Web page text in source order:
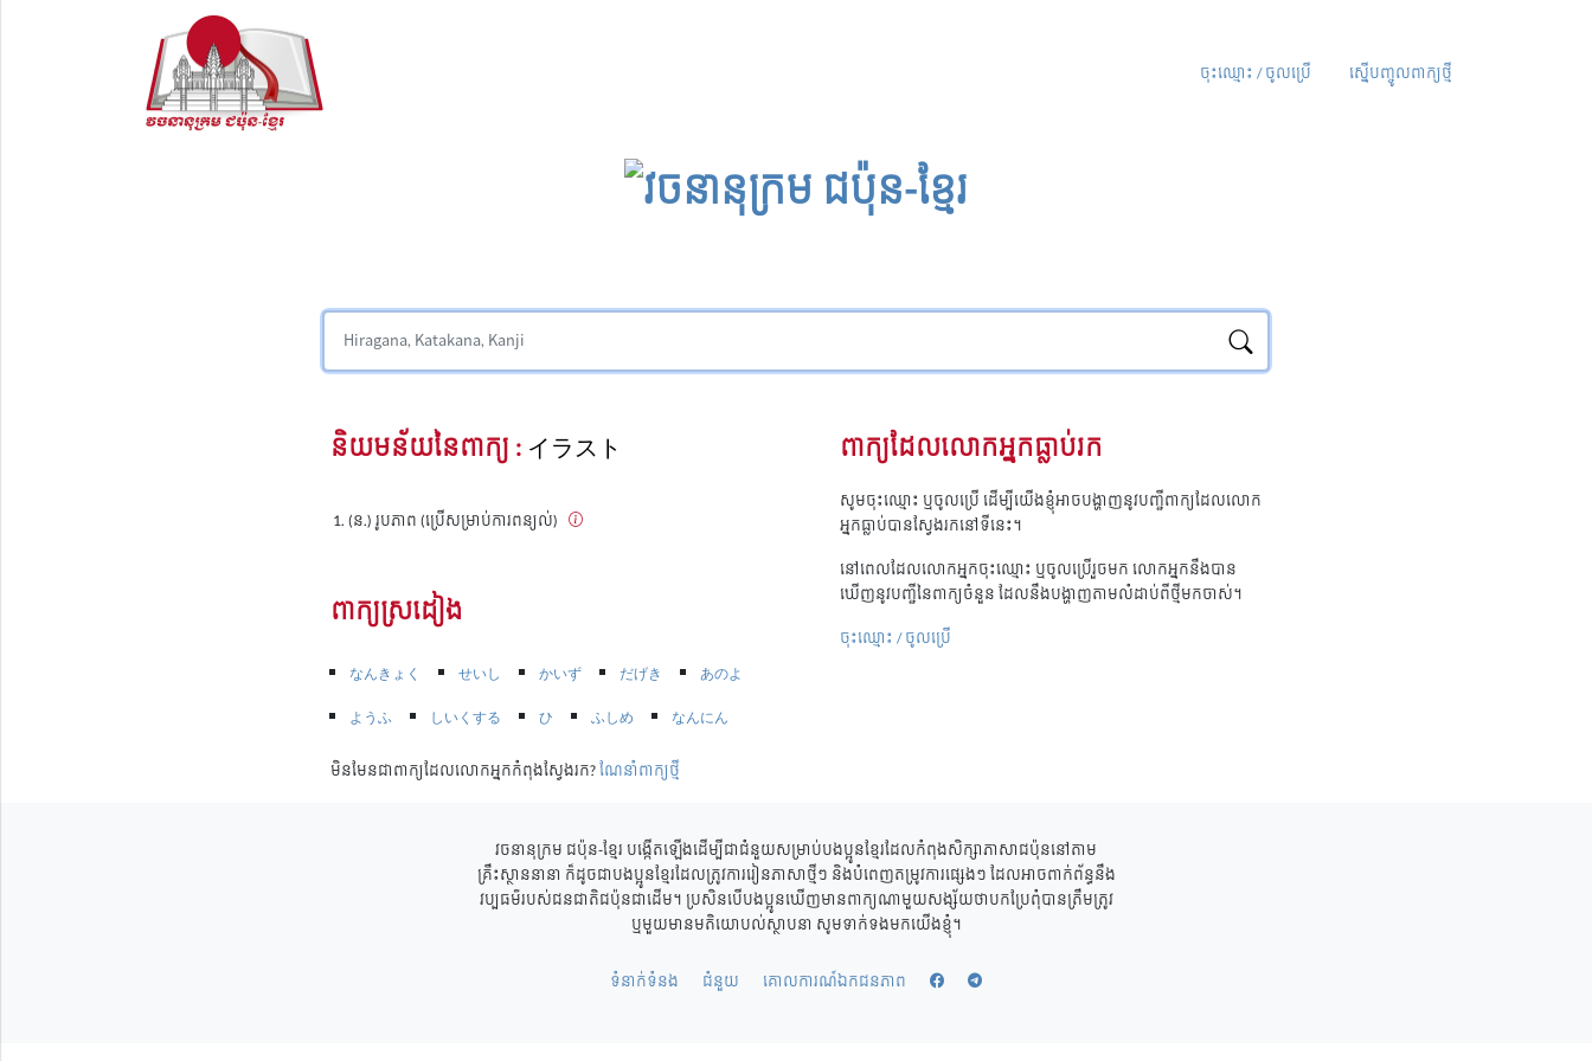
ចុះឈ្មោះ / ចូលប្រើ ស្នើបញ្ចូលពាក្យថ្មី
និយមន័យនៃពាក្យ :イラスト
(ន.) រូបភាព (ប្រើសម្រាប់ការពន្យល់)
ពាក្យស្រដៀង
なんきょく せいし かいず だげき
あのよ
ようふ
しいくする ひ ふしめ なんにん
មិនមែនជាពាក្យដែលលោកអ្នកកំពុងស្វែងរក?ណែនាំពាក្យថ្មី
ពាក្យដែលលោកអ្នកធ្លាប់រក
សូមចុះឈ្មោះ ឬចូលប្រើ ដើម្បីយើងខ្ញុំអាចបង្ហាញនូវបញ្ជីពាក្យដែលលោក
អ្នកធ្លាប់បានស្វែងរកនៅទីនេះ។
នៅពេលដែលលោកអ្នកចុះឈ្មោះ ឬចូលប្រើរួចមក លោកអ្នកនឹងបាន
ឃើញនូវបញ្ជីនៃពាក្យចំនួន ដែលនឹងបង្ហាញតាមលំដាប់ពីថ្មីមកចាស់។
ចុះឈ្មោះ / ចូលប្រើ
វចនានុក្រម ជប៉ុន-ខ្មែរ បង្កើតឡើងដើម្បីជាជំនួយសម្រាប់បងប្អូនខ្មែរដែលកំពុងសិក្សាភាសាជប៉ុននៅតាម
គ្រឹះស្ថាននានា ក៏ដូចជាបងប្អូនខ្មែរដែលត្រូវការរៀនភាសាថ្មីៗ និងបំពេញតម្រូវការផ្សេងៗ ដែលអាចពាក់ព័ន្ធនឹង
វប្បធម៌របស់ជនជាតិជប៉ុនជាដើម។ ប្រសិនបើបងប្អូនឃើញមានពាក្យណាមួយសង្ស័យថាបកប្រែពុំបានត្រឹមត្រូវ
ឬមួយមានមតិយោបល់ស្ថាបនា សូមទាក់ទងមកយើងខ្ញុំ។
ទំនាក់ទំនង ជំនួយ គោលការណ៍ឯកជនភាព